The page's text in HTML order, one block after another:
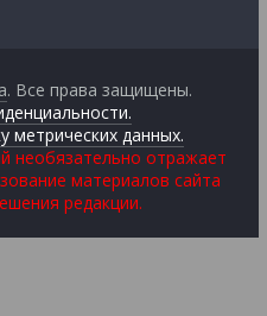
. Все права защищены.
метрических данных.
необязательно отражает
материалов сайта
редакции.